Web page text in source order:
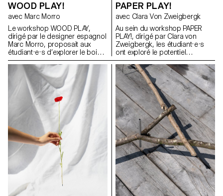
WOOD PLAY!
avec Marc Morro
Le workshop WOOD PLAY,
dirigé par le designer espagnol
Marc Morro, proposait aux
étudiant·e·s d’explorer le bois
en tant que système de
construction ouvert et
accessible à tous les publics.
L’objectif était de stimuler la
créativité et l’expérimentation à
travers la conception de
modules ludiques et
reconfigurables, exploitant les
potentialités et les contraintes
du matériau, tout en évitant une
approche formelle trop
enfantine.
PAPER PLAY!
avec Clara Von Zweigbergk
Au sein du workshop PAPER
PLAY!, dirigé par Clara von
Zweigbergk, les étudiant·e·s
ont exploré le potentiel
expressif du papier et du
carton afin de réinventer des
abat-jour destinés à des
luminaires de plafond, muraux,
sur pied, de chevet, de table ou
portables. L’accent a été mis
sur l’expérimentation et le jeu —
en testant les possibilités et les
limites du papier, de la lumière,
de la couleur et de la forme
pour développer de nouvelles
expressions lumineuses.